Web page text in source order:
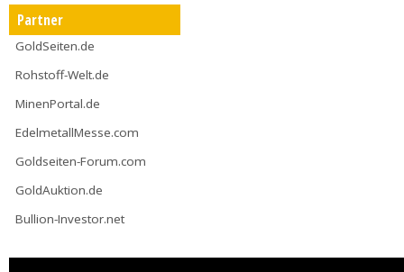
Partner
GoldSeiten.de
Rohstoff-Welt.de
MinenPortal.de
EdelmetallMesse.com
Goldseiten-Forum.com
GoldAuktion.de
Bullion-Investor.net